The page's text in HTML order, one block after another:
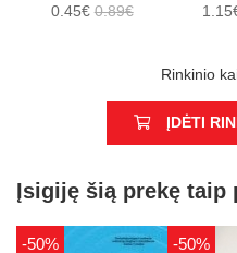
0.45€0.89€
Rinkinio
ĮDĖTI
Įsigiję šią prekę taip
-50% -50%